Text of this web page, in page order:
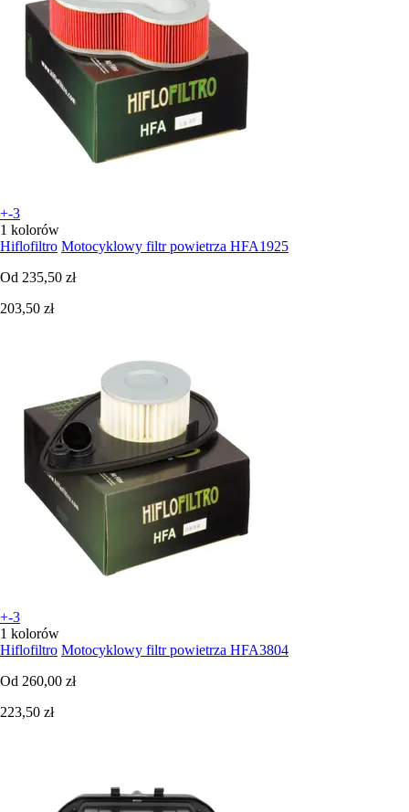
+-3
1 kolorów
Hiflofiltro Motocyklowy filtr powietrza HFA1925
Od 235,50 zł
203,50 zł
+-3
1 kolorów
Hiflofiltro Motocyklowy filtr powietrza HFA3804
Od 260,00 zł
223,50 zł